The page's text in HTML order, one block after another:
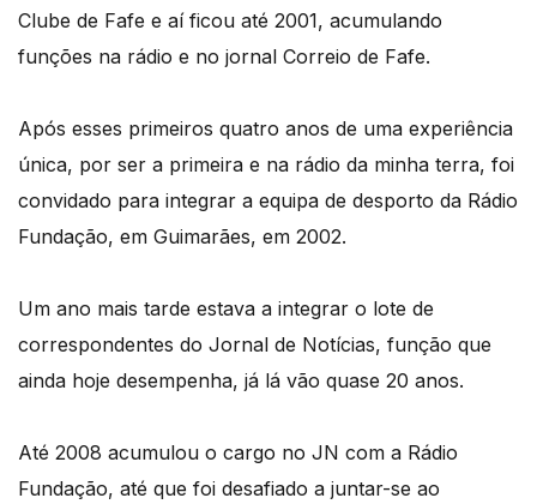
Clube de Fafe e aí ficou até 2001, acumulando
funções na rádio e no jornal Correio de Fafe.
Após esses primeiros quatro anos de uma experiência
única, por ser a primeira e na rádio da minha terra, foi
convidado para integrar a equipa de desporto da Rádio
Fundação, em Guimarães, em 2002.
Um ano mais tarde estava a integrar o lote de
correspondentes do Jornal de Notícias, função que
ainda hoje desempenha, já lá vão quase 20 anos.
Até 2008 acumulou o cargo no JN com a Rádio
Fundação, até que foi desafiado a juntar-se ao